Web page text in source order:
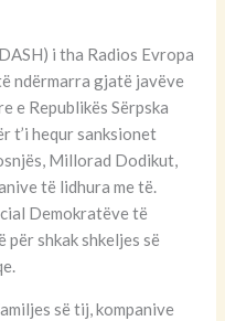
i tha Radios Evropa
ndërmarra gjatë javëve
e Republikës Sërpska
t’i hequr sanksionet
Millorad Dodikut,
të lidhura me të.
Demokratëve të
për shkak shkeljes së
së tij, kompanive